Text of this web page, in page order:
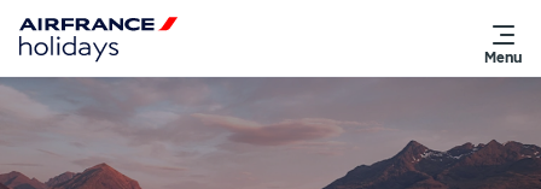
Menu